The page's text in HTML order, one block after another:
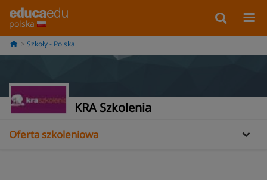
polska
Szkoły - Polska
KRA Szkolenia
Informacje
Oferta szkoleniowa